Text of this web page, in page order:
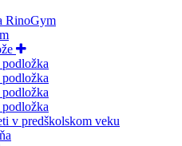
RinoGym
v predškolskom veku